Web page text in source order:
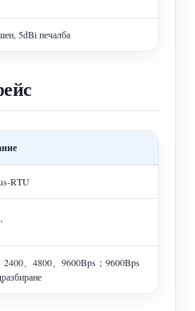
5dBi печалба
RTU
2400、4800、9600Bps；9600Bps